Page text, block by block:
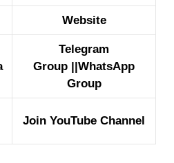
Website
Telegram
Group
WhatsApp
Group
Join YouTube Channel